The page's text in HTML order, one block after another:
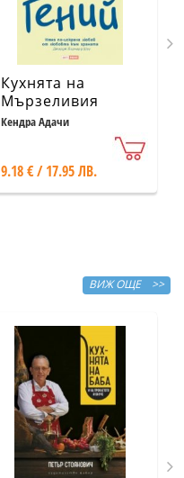
Кухнята на
Мързеливия
гений
Кендра Адачи
9.18 € / 17.95 ЛВ.
ВИЖ ОЩЕ >>